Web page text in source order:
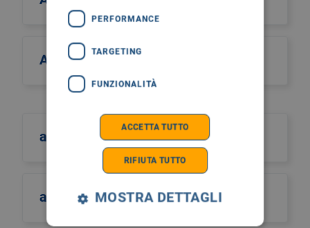
Alcos Zahar
aldo scarpa
aldo sinigaglia
PERFORMANCE
TARGETING
FUNZIONALITÀ
ACCETTA TUTTO
RIFIUTA TUTTO
MOSTRA DETTAGLI